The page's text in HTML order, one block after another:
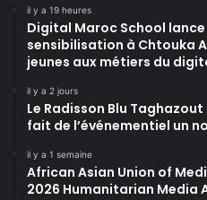
il y a 19 heures
Digital Maroc School
sensibilisation à Chtouka
jeunes aux métiers du
il y a 2 jours
Le Radisson Blu
fait de l’événementiel un
il y a 1 semaine
African Asian Union of
2026 Humanitarian Media